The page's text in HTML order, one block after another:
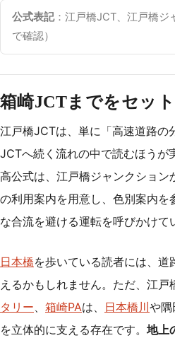
公式表記：江戸橋JCT、江戸橋ジ
で確認）
箱崎JCTまでをセッ
江戸橋JCTは、単に「高速道路の
JCTへ続く流れの中で読むほうが
高公式は、江戸橋ジャンクション
の利用案内を用意し、色別案内を
な合流を避ける運転を呼びかけて
日本橋を歩いている読者には、
えるかもしれません。ただ、江戸
タリー、 箱崎PAは、 日本橋川 や隅
を立体的に支える存在です。 地上